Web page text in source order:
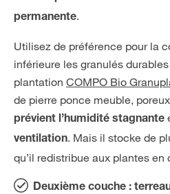
permanente.
Utilisez de préférence pour la
inférieure les granulés
plantation COMPO Bio
de pierre ponce meuble,
prévient l’humidité stagnante
ventilation. Mais il stocke de
qu’il redistribue aux plantes en
Deuxième couche :